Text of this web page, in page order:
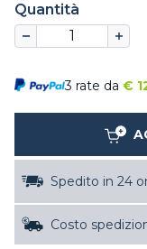
Quantità
3 rate da €
Spedito in 24
Costo